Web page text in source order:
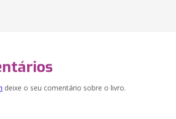
deixe o seu comentário sobre o livro.